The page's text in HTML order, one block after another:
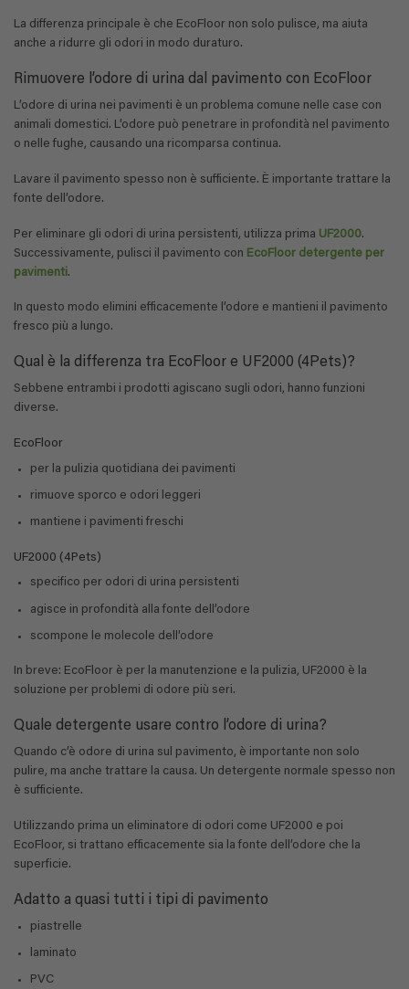
La differenza principale è che EcoFloor non solo pulisce, ma aiuta
anche a ridurre gli odori in modo duraturo.
Rimuovere l’odore di urina dal pavimento con EcoFloor
L’odore di urina nei pavimenti è un problema comune nelle case con
animali domestici. L’odore può penetrare in profondità nel pavimento
o nelle fughe, causando una ricomparsa continua.
Lavare il pavimento spesso non è sufficiente. È importante trattare la
fonte dell’odore.
Per eliminare gli odori di urina persistenti, utilizza prima UF2000.
Successivamente, pulisci il pavimento con EcoFloor detergente per
pavimenti.
In questo modo elimini efficacemente l’odore e mantieni il pavimento
fresco più a lungo.
Qual è la differenza tra EcoFloor e UF2000 (4Pets)?
Sebbene entrambi i prodotti agiscano sugli odori, hanno funzioni
diverse.
EcoFloor
per la pulizia quotidiana dei pavimenti
rimuove sporco e odori leggeri
mantiene i pavimenti freschi
UF2000 (4Pets)
specifico per odori di urina persistenti
agisce in profondità alla fonte dell’odore
scompone le molecole dell’odore
In breve: EcoFloor è per la manutenzione e la pulizia, UF2000 è la
soluzione per problemi di odore più seri.
Quale detergente usare contro l’odore di urina?
Quando c’è odore di urina sul pavimento, è importante non solo
pulire, ma anche trattare la causa. Un detergente normale spesso non
è sufficiente.
Utilizzando prima un eliminatore di odori come UF2000 e poi
EcoFloor, si trattano efficacemente sia la fonte dell’odore che la
superficie.
Adatto a quasi tutti i tipi di pavimento
piastrelle
laminato
PVC